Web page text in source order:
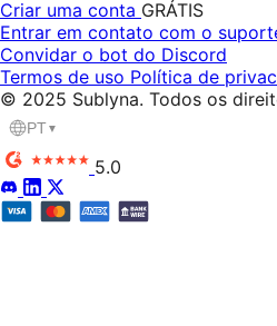
Criar uma conta GRÁTIS
Entrar em contato com o
Convidar o bot do Discord
Termos de uso Política de
© 2025 Sublyna. Todos os
PT▼
5.0